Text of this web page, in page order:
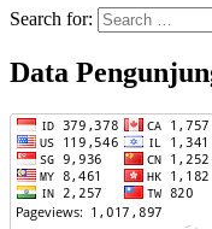
Search for:
Data